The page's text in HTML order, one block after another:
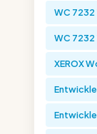
WC 7232
WC 7232
XEROX